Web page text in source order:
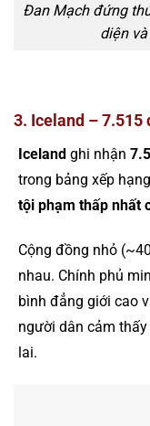
Đan Mạch đứng
diện
3. Iceland – 7.515
Iceland ghi nhận
trong bảng xếp
tội phạm thấp nhất
Cộng đồng nhỏ
nhau. Chính phủ
bình đẳng giới cao
người dân cảm
lai.